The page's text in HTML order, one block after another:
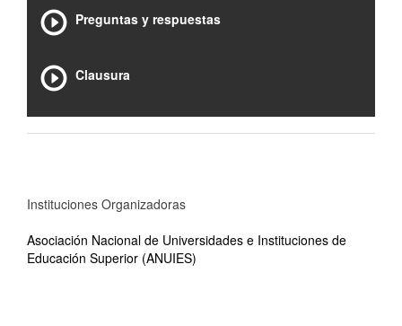
Preguntas y respuestas
Clausura
Instituciones Organizadoras
Asociación Nacional de Universidades e Instituciones de
Educación Superior (ANUIES)